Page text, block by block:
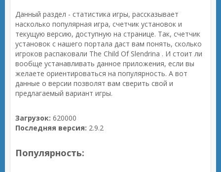
Данный раздел - статистика игры, рассказывает
насколько популярная игра, счетчик установок и
текущую версию, доступную на странице. Так, счетчик
установок с нашего портала даст вам понять, сколько
игроков распаковали The Child Of Slendrina . И стоит ли
вообще устанавливать данное приложения, если вы
желаете ориентироваться на популярность. А вот
данные о версии позволят вам сверить свой и
предлагаемый вариант игры.
Загрузок: 620000
Последняя версия: 2.9.2
Популярность: